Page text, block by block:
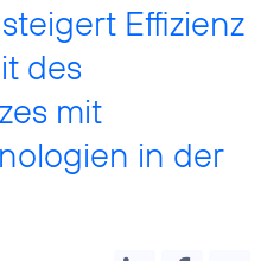
Effizienz
des
mit
in der